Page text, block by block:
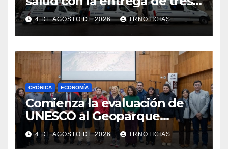
nuevas ambulancias para
Cauquenes y Sagrada Familia
4 DE AGOSTO DE 2026 TRNOTICIAS
CRÓNICA ECONOMÍA
Comienza la evaluación de
UNESCO al Geoparque
Aspirante Pillanmapu en el
Maule
4 DE AGOSTO DE 2026 TRNOTICIAS